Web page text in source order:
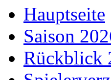
Hauptseite
Saison
Rückblick